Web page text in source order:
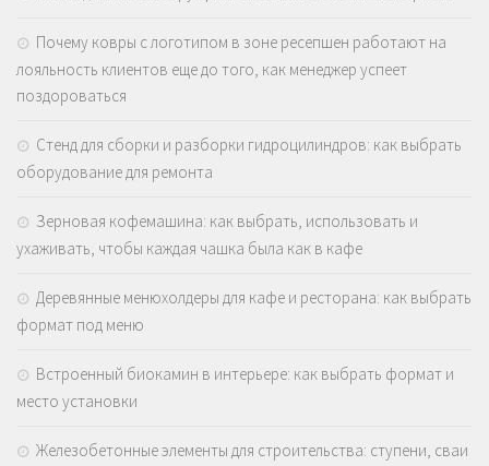
Почему ковры с логотипом в зоне ресепшен работают на
лояльность клиентов еще до того, как менеджер успеет
поздороваться
Стенд для сборки и разборки гидроцилиндров: как выбрать
оборудование для ремонта
Зерновая кофемашина: как выбрать, использовать и
ухаживать, чтобы каждая чашка была как в кафе
Деревянные менюхолдеры для кафе и ресторана: как выбрать
формат под меню
Встроенный биокамин в интерьере: как выбрать формат и
место установки
Железобетонные элементы для строительства: ступени, сваи